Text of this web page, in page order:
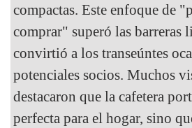
compactas. Este enfoque de
comprar" superó las barreras
convirtió a los transeúntes
potenciales socios. Muchos
destacaron que la cafetera
perfecta para el hogar, sino